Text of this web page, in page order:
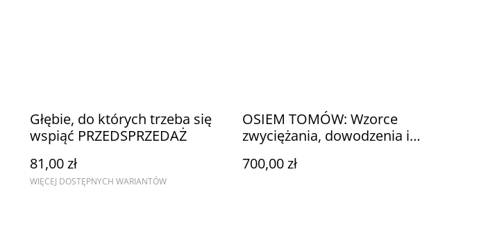
Głębie, do których trzeba się
wspiąć PRZEDSPRZEDAŻ
81,00 zł
WIĘCEJ DOSTĘPNYCH WARIANTÓW
OSIEM TOMÓW: Wzorce
zwyciężania, dowodzenia i
700,00 zł